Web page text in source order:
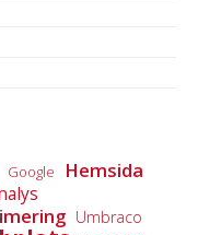
Google Hemsida
Umbraco